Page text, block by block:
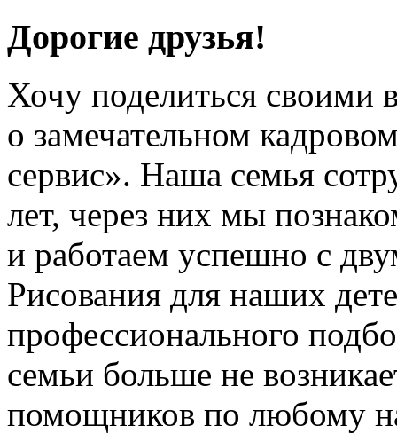
Дорогие друзья!
Хочу поделиться своими
о замечательном
сервис». Наша семья
лет, через них мы
и работаем успешно с
Рисования для наших
профессионального
семьи больше не
помощников по любому